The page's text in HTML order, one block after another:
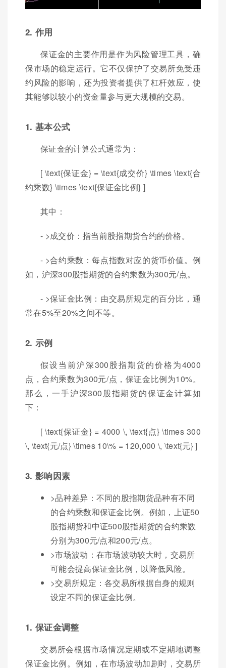
2. 作用
保证金的主要作用是作为风险管理工具，确
保市场的稳定运行。它不仅保护了交易所免受违
约风险的影响，还为投资者提供了杠杆效应，使
其能够以较小的资金量参与更大规模的交易。
1. 基本公式
保证金的计算公式通常为：
[ \text{保证金} = \text{成交价} \times \text{合
约乘数} \times \text{保证金比例} ]
其中：
- >成交价：指当前股指期货合约的价格。
- >合约乘数：每点指数对应的货币价值。例
如，沪深300股指期货的合约乘数为300元/点。
- >保证金比例：由交易所规定的百分比，通
常在5%至20%之间不等。
2. 示例
假设当前沪深300股指期货的价格为4000
点，合约乘数为300元/点，保证金比例为10%。
那么，一手沪深300股指期货的保证金计算如
下：
[ \text{保证金} = 4000 \, \text{点} \times 300
\, \text{元/点} \times 10\% = 120,000 \, \text{元} ]
3. 影响因素
>品种差异：不同的股指期货品种有不同
的合约乘数和保证金比例。例如，上证50
股指期货和中证500股指期货的合约乘数
分别为300元/点和200元/点。
>市场波动：在市场波动较大时，交易所
可能会提高保证金比例，以降低风险。
>交易所规定：各交易所根据自身的规则
设定不同的保证金比例。
1. 保证金调整
交易所会根据市场情况定期或不定期地调整
保证金比例。例如，在市场波动加剧时，交易所